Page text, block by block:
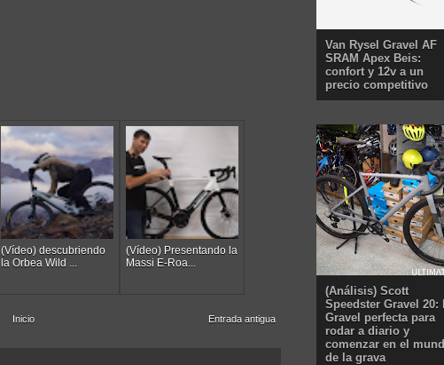
(Vídeo) descubriendo
la Orbea Wild ...
(Vídeo) Presentando la
Massi E-Roa...
Entrada antigua
Inicio
Van Rysel Gravel AF
SRAM Apex Beis:
confort y 12v a un
precio competitivo
(Análisis) Scott
Speedster Gravel 20:
Gravel perfecta para
rodar a diario y
comenzar en el
de la grava